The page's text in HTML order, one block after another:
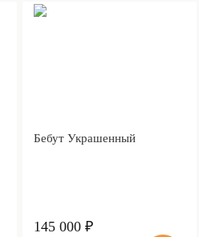
Бебут Украшенный
145 000 ₽